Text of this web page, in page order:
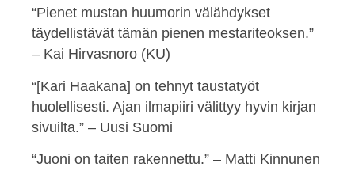
“Pienet mustan huumorin välähdykset
täydellistävät tämän pienen mestariteoksen.”
– Kai Hirvasnoro (KU)
“[Kari Haakana] on tehnyt taustatyöt
huolellisesti. Ajan ilmapiiri välittyy hyvin kirjan
sivuilta.” – Uusi Suomi
“Juoni on taiten rakennettu.” – Matti Kinnunen